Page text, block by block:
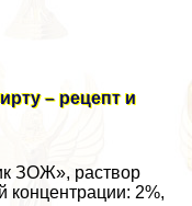
– рецепт и
ЗОЖ», раствор
концентрации: 2%,